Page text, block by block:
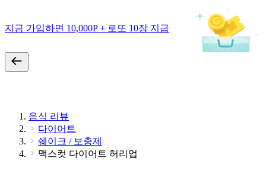
지금 가입하면 10,000P + 로또 10장 지급
음식 리뷰
다이어트
쉐이크 / 보충제
맥스컷 다이어트 허리업